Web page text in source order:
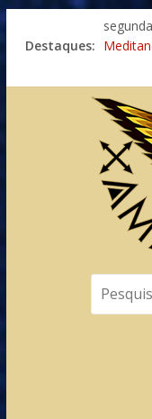
Destaques:
Totens